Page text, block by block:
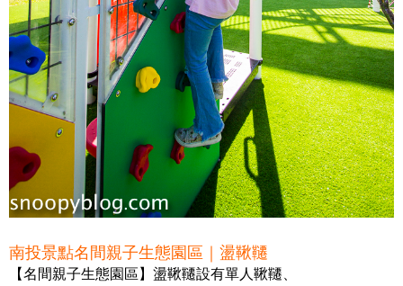
南投景點名間親子生態園區｜盪鞦韆
【名間親子生態園區】盪鞦韆設有單人鞦韆、